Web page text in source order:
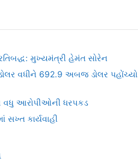
મુખ્યમંત્રી હેમંત સોરેન
વધીને 692.9 અબજ ડોલર પહોંચ્યો
વધુ આરોપીઓની ધરપકડ
સખ્ત કાર્યવાહી